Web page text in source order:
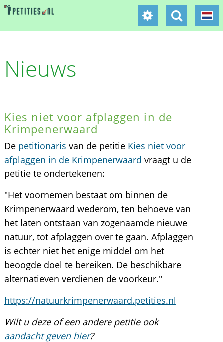
Nieuws
Kies niet voor afplaggen in de
Krimpenerwaard
De petitionaris van de petitie Kies niet voor
afplaggen in de Krimpenerwaard vraagt u de
petitie te ondertekenen:
"Het voornemen bestaat om binnen de
Krimpenerwaard wederom, ten behoeve van
het laten ontstaan van zogenaamde nieuwe
natuur, tot afplaggen over te gaan. Afplaggen
is echter niet het enige middel om het
beoogde doel te bereiken. De beschikbare
alternatieven verdienen de voorkeur."
https://natuurkrimpenerwaard.petities.nl
Wilt u deze of een andere petitie ook
aandacht geven hier?